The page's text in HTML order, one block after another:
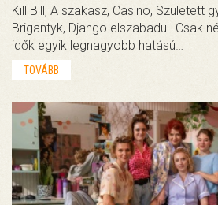
Kill Bill, A szakasz, Casino, Született
Brigantyk, Django elszabadul. Csak
idők egyik legnagyobb hatású…
TOVÁBB